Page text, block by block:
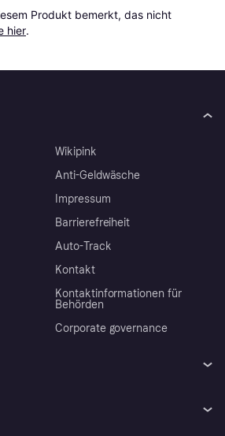
Produkt bemerkt, das nicht
hier.
Wikipink
Anti-Geldwäsche
Impressum
Barrierefreiheit
Auto-Track
Kontakt
Kontaktinformationen für
Behörden
Corporate governance